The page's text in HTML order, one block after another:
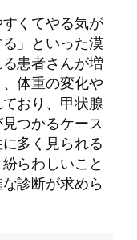
くてやる気が
」といった漠
患者さんが増
体重の変化や
おり、甲状腺
つかるケース
多く見られる
らわしいこと
診断が求めら